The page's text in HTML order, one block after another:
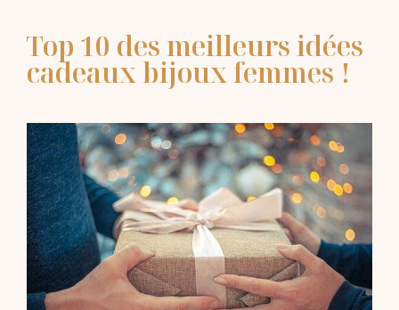
Top 10 des meilleurs idées
cadeaux bijoux femmes !